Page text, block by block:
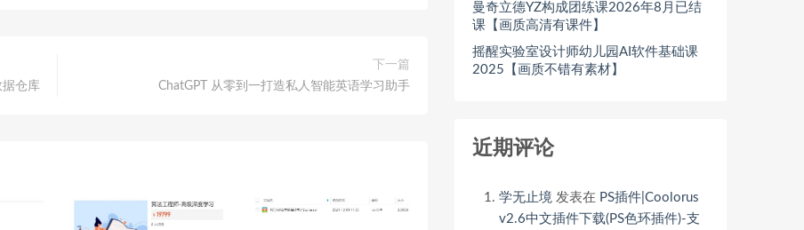
据仓库
下一篇
ChatGPT 从零到一打造私人智能英语学习助手
曼奇立德YZ构成团练课2026年8月已结
课【画质高清有课件】
摇醒实验室设计师幼儿园AI软件基础课
2025【画质不错有素材】
近期评论
学无止境 发表在 PS插件|Coolorus
v2.6中文插件下载(PS色环插件)-支